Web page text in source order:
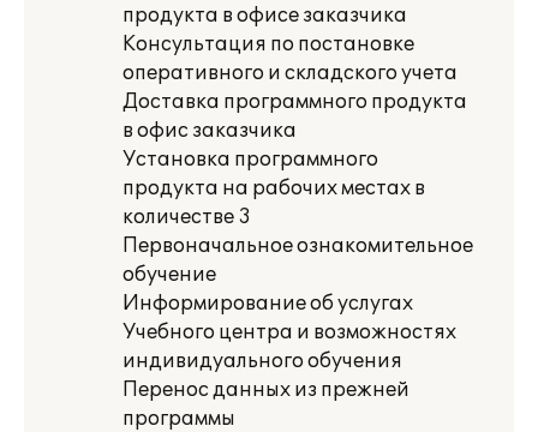
продукта в офисе заказчика
Консультация по постановке
оперативного и складского учета
Доставка программного продукта
в офис заказчика
Установка программного
продукта на рабочих местах в
количестве 3
Первоначальное ознакомительное
обучение
Информирование об услугах
Учебного центра и возможностях
индивидуального обучения
Перенос данных из прежней
программы